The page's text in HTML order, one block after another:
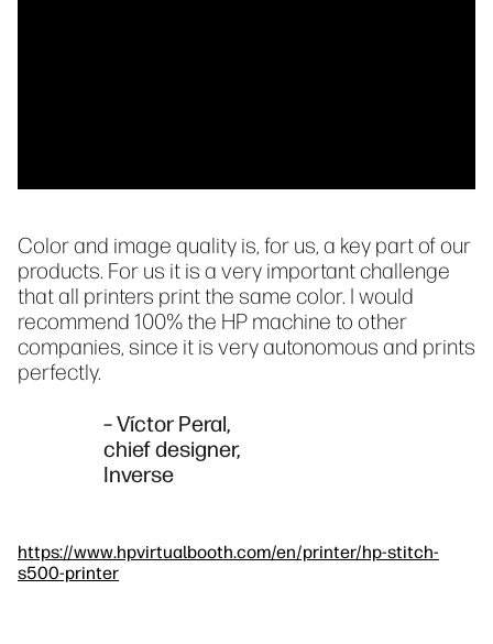
Color and image quality is, for us, a key part of our
products. For us it is a very important challenge
that all printers print the same color. I would
recommend 100% the HP machine to other
companies, since it is very autonomous and prints
perfectly.
– Víctor Peral,
chief designer,
Inverse
https://www.hpvirtualbooth.com/en/printer/hp-stitch-
s500-printer